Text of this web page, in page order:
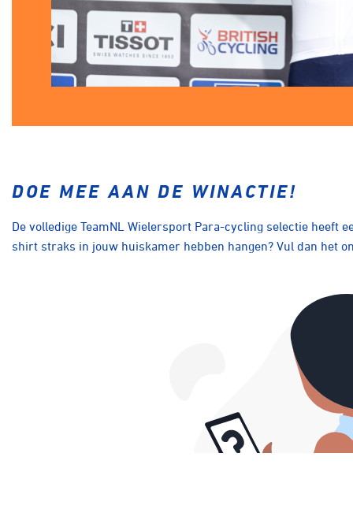
DOE MEE AAN DE WINACTIE!
De volledige TeamNL Wielersport Para-cycling selectie
shirt straks in jouw huiskamer hebben hangen? Vul dan het